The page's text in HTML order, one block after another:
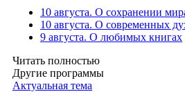
10 августа. О сохранении
10 августа. О современных
9 августа. О любимых книгах
Читать полностью
Другие программы
Актуальная тема